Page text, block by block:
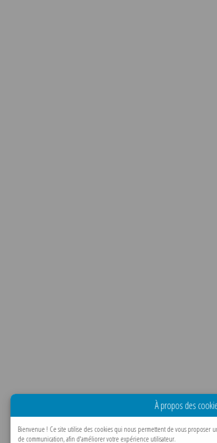
À propos des
Bienvenue ! Ce site utilise des cookies qui nous permettent de vous proposer
de communication, afin d'améliorer votre expérience utilisateur.